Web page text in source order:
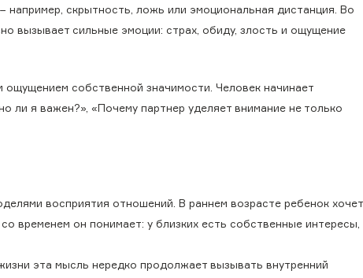
например, скрытность, ложь или эмоциональная дистанция. Во
вызывает сильные эмоции: страх, обиду, злость и ощущение
собственной значимости. Человек начинает
ли я важен?», «Почему партнер уделяет внимание не только
восприятия отношений. В раннем возрасте ребенок хочет
временем он понимает: у близких есть собственные интересы,
эта мысль нередко продолжает вызывать внутренний